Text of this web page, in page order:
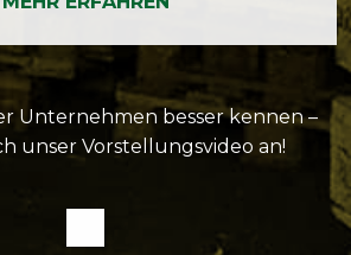
Unternehmen besser kennen –
unser Vorstellungs­video an!